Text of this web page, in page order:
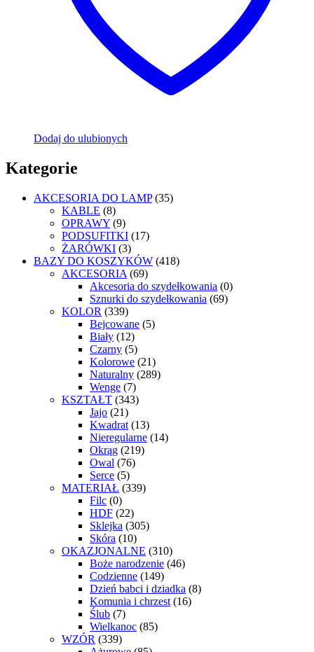
Dodaj do ulubionych
Kategorie
AKCESORIA DO LAMP (35)
KABLE (8)
OPRAWY (9)
PODSUFITKI (17)
ŻARÓWKI (3)
BAZY DO KOSZYKÓW (418)
AKCESORIA (69)
Akcesoria do szydełkowania (0)
Sznurki do szydełkowania (69)
KOLOR (339)
Bejcowane (5)
Biały (12)
Czarny (5)
Kolorowe (21)
Naturalny (289)
Wenge (7)
KSZTAŁT (343)
Jajo (21)
Kwadrat (13)
Nieregularne (14)
Okrąg (219)
Owal (76)
Serce (5)
MATERIAŁ (339)
Filc (0)
HDF (22)
Sklejka (305)
Skóra (10)
OKAZJONALNE (310)
Boże narodzenie (46)
Codzienne (149)
Dzień babci i dziadka (8)
Komunia i chrzest (16)
Ślub (7)
Wielkanoc (85)
WZÓR (339)